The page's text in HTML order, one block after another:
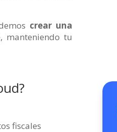
crear una
manteniendo tu
fiscales